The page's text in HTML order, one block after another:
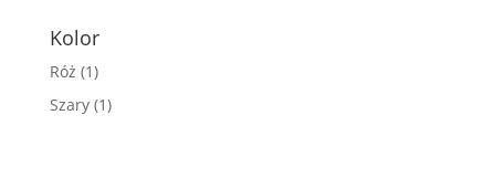
Kolor
Róż (1)
Szary (1)